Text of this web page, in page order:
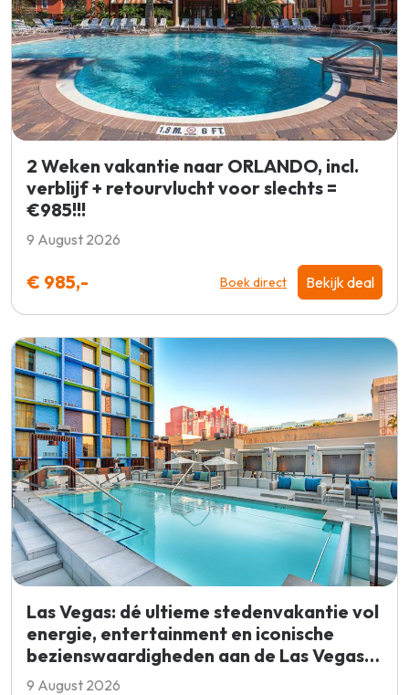
2 Weken vakantie naar ORLANDO, incl.
verblijf + retourvlucht voor slechts =
€985!!!
9 August 2026
€ 985,- Boek direct Bekijk deal
Las Vegas: dé ultieme stedenvakantie vol
energie, entertainment en iconische
bezienswaardigheden aan de Las Vegas
strip
9 August 2026